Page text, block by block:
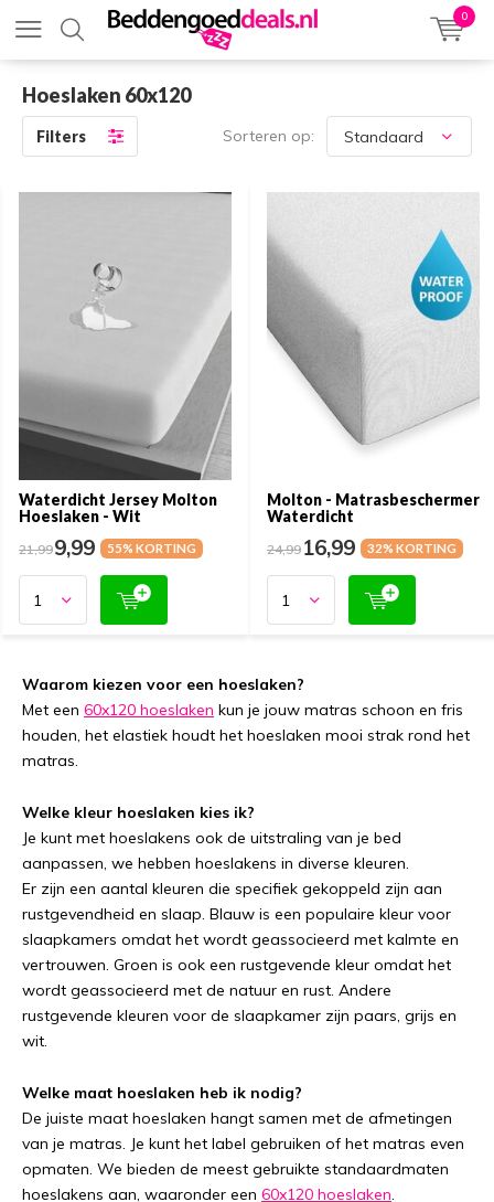
0
Hoeslaken 60x120
Filters Sorteren op:
Waterdicht Jersey Molton
Hoeslaken - Wit
21,999,99 55% KORTING
Molton - Matrasbeschermer
Waterdicht
24,9916,99 32% KORTING
Waarom kiezen voor een hoeslaken?
Met een 60x120 hoeslaken kun je jouw matras schoon en fris
houden, het elastiek houdt het hoeslaken mooi strak rond het
matras.
Welke kleur hoeslaken kies ik?
Je kunt met hoeslakens ook de uitstraling van je bed
aanpassen, we hebben hoeslakens in diverse kleuren.
Er zijn een aantal kleuren die specifiek gekoppeld zijn aan
rustgevendheid en slaap. Blauw is een populaire kleur voor
slaapkamers omdat het wordt geassocieerd met kalmte en
vertrouwen. Groen is ook een rustgevende kleur omdat het
wordt geassocieerd met de natuur en rust. Andere
rustgevende kleuren voor de slaapkamer zijn paars, grijs en
wit.
Welke maat hoeslaken heb ik nodig?
De juiste maat hoeslaken hangt samen met de afmetingen
van je matras. Je kunt het label gebruiken of het matras even
opmaten. We bieden de meest gebruikte standaardmaten
hoeslakens aan, waaronder een 60x120 hoeslaken.